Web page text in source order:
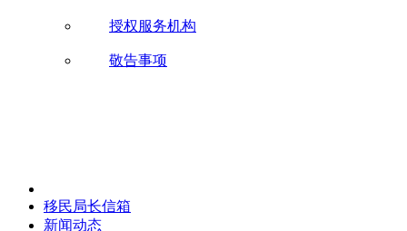
授权服务机构
敬告事项
移民局长信箱
新闻动态